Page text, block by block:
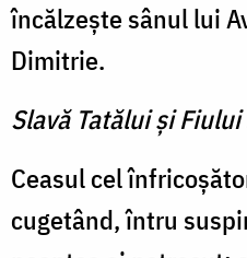
încălzeşte sânul lui
Dimitrie.
Slavă Tatălui şi
Ceasul cel
cugetând, întru